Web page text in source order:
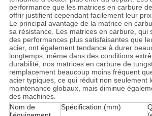
performance que les matrices en carbure
offrir justifient cependant facilement leur
Le principal avantage de la matrice en
sa résistance. Les matrices en carbure, qui
des performances plus satisfaisantes que
acier, ont également tendance à durer
longtemps, même dans des conditions
durabilité, nos matrices en carbure de
remplacement beaucoup moins fréquent
acier typiques, ce qui réduit non seulement
maintenance globaux, mais diminue
des machines.
Nom de
Spécification (mm)